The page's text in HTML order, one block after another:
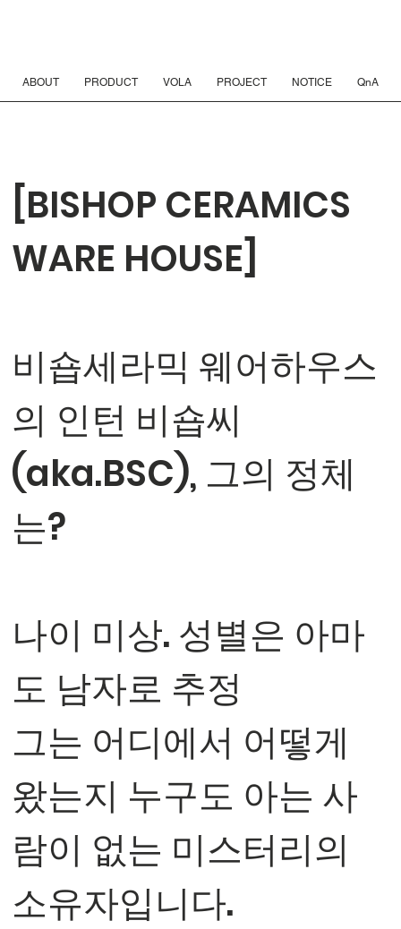
ABOUT PRODUCT VOLA PROJECT NOTICE QnA
[BISHOP CERAMICS
WARE HOUSE]
비숍세라믹 웨어하우스
의 인턴 비숍씨
(aka.BSC), 그의 정체
는?
나이 미상. 성별은 아마
도 남자로 추정
그는 어디에서 어떻게
왔는지 누구도 아는 사
람이 없는 미스터리의
소유자입니다.